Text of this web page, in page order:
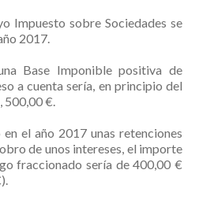
Impuesto sobre Sociedades se
2017.
Base Imponible positiva de
a cuenta sería, en principio del
500,00 €.
el año 2017 unas retenciones
de unos intereses, el importe
fraccionado sería de 400,00 €